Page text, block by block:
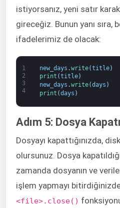
istiyorsanız, yeni satır
gireceğiz. Bunun yanı
ifadelerimiz de olacak:
1
2
3
4
new_days .write(title)
print (title)
new_days .write(days )
print (days )
Adım 5: Dosya
Dosyayı kapattığınızda,
olursunuz. Dosya
zamanda dosyanın ve
işlem yapmayı
<file>.close()